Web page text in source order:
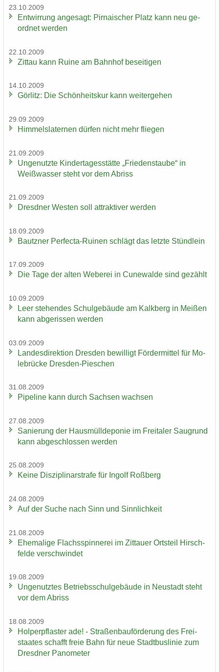
23.10.2009
Ent­wir­rung an­ge­sagt: Pir­na­i­scher Platz kann neu ge­
ord­net wer­den
22.10.2009
Zit­tau kann Ruine am Bahn­hof be­sei­ti­gen
14.10.2009
Gör­litz: Die Schön­heits­kur kann wei­ter­ge­hen
29.09.2009
Him­mels­la­ter­nen dür­fen nicht mehr flie­gen
21.09.2009
Un­ge­nutz­te Kin­der­ta­ges­stät­te „Frie­dens­tau­be“ in
Weiß­was­ser steht vor dem Ab­riss
21.09.2009
Dresd­ner Wes­ten soll at­trak­ti­ver wer­den
18.09.2009
Bautz­ner Perfecta-​Ruinen schlägt das letz­te Stünd­lein
17.09.2009
Die Tage der alten We­be­rei in Cu­n­e­wal­de sind ge­zählt
10.09.2009
Leer ste­hen­des Schul­ge­bäu­de am Kalk­berg in Mei­ßen
kann ab­ge­ris­sen wer­den
03.09.2009
Lan­des­di­rek­ti­on Dres­den be­wil­ligt För­der­mit­tel für Mo­
le­brü­cke Dresden-​Pieschen
31.08.2009
Pipe­line kann durch Sach­sen wach­sen
27.08.2009
Sa­nie­rung der Haus­müll­de­po­nie im Frei­ta­ler Saugrund
kann ab­ge­schlos­sen wer­den
25.08.2009
Keine Dis­zi­pli­nar­stra­fe für In­golf Roß­berg
24.08.2009
Auf der Suche nach Sinn und Sinn­lich­keit
21.08.2009
Ehe­ma­li­ge Flachs­spin­ne­rei im Zit­tau­er Orts­teil Hirsch­
fel­de ver­schwin­det
19.08.2009
Un­ge­nutz­tes Be­triebs­schul­ge­bäu­de in Neu­stadt steht
vor dem Ab­riss
18.08.2009
Hol­per­pflas­ter ade! - Stra­ßen­bau­för­de­rung des Frei­
staa­tes schafft freie Bahn für neue Stadt­bus­li­nie zum
Dresd­ner Pano­me­ter